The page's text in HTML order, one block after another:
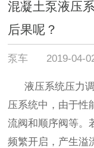
混凝土泵液压
后果呢？
泵车 2019-04-
液压系统压力
压系统中，由于性
流阀和顺序阀等。
频繁开启，产生溢